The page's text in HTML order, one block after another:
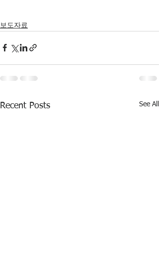
보도자료
Recent Posts See All